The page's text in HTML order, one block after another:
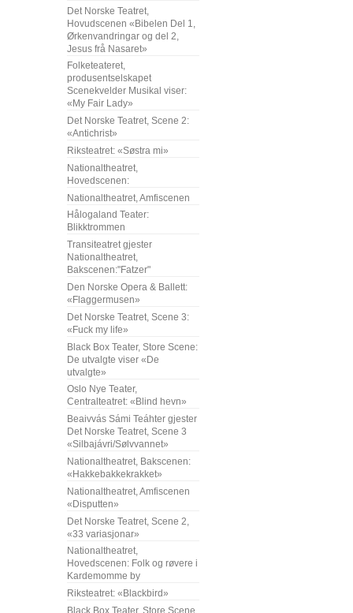
Det Norske Teatret,
Hovudscenen «Bibelen Del 1,
Ørkenvandringar og del 2,
Jesus frå Nasaret»
Folketeateret,
produsentselskapet
Scenekvelder Musikal viser:
«My Fair Lady»
Det Norske Teatret, Scene 2:
«Antichrist»
Riksteatret: «Søstra mi»
Nationaltheatret,
Hovedscenen:
Nationaltheatret, Amfiscenen
Hålogaland Teater:
Blikktrommen
Transiteatret gjester
Nationaltheatret,
Bakscenen:"Fatzer"
Den Norske Opera & Ballett:
«Flaggermusen»
Det Norske Teatret, Scene 3:
«Fuck my life»
Black Box Teater, Store Scene:
De utvalgte viser «De
utvalgte»
Oslo Nye Teater,
Centralteatret: «Blind hevn»
Beaivvás Sámi Teáhter gjester
Det Norske Teatret, Scene 3
«Silbajávri/Sølvvannet»
Nationaltheatret, Bakscenen:
«Hakkebakkekrakket»
Nationaltheatret, Amfiscenen
«Disputten»
Det Norske Teatret, Scene 2,
«33 variasjonar»
Nationaltheatret,
Hovedscenen: Folk og røvere i
Kardemomme by
Riksteatret: «Blackbird»
Black Box Teater, Store Scene